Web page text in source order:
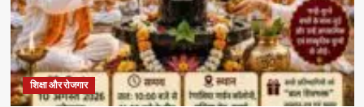
बदायूं
संकुल
का
आचार्य
अभ्यास
वर्ग
श्री
शिक्षा और रोजगार